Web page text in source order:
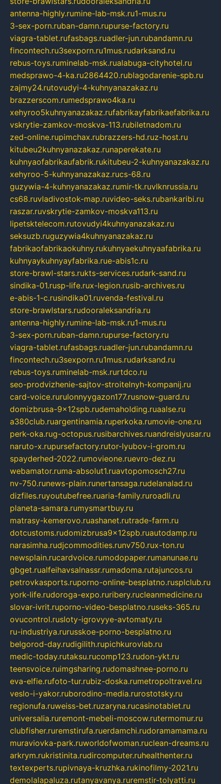
antenna-highly.rumine-lab-msk.ru1-mus.ru
3-sex-porn.ruban-damn.rupurse-factory.ru
viagra-tablet.rufasbags.ruadler-jun.rubandamn.ru
fincontech.ru3sexporn.ru1mus.rudarksand.ru
rebus-toys.ruminelab-msk.rualabuga-cityhotel.ru
medsprawo-4-ka.ru2864420.rublagodarenie-spb.ru
zajmy24.rutovudyi-4-kuhnyanazakaz.ru
brazzerscom.rumedsprawo4ka.ru
xehyroo5kuhnyanazakaz.rufabrikayfabrikaefabrika.ru
vskrytie-zamkov-moskva-113.rubiletnadom.ru
zed-online.rupimchax.rubrazzers-hd.ruz-host.ru
kitubeu2kuhnyanazakaz.runaperekate.ru
kuhnyaofabrikaufabrik.rukitubeu-2-kuhnyanazakaz.ru
xehyroo-5-kuhnyanazakaz.rucs-68.ru
guzywia-4-kuhnyanazakaz.rumir-tk.ruvlknrussia.ru
cs68.ruvladivostok-map.ruvideo-seks.rubankaribi.ru
raszar.ruvskrytie-zamkov-moskva113.ru
lipetsktelecom.rutovudyi4kuhnyanazakaz.ru
seksuzb.ruguzywia4kuhnyanazakaz.ru
fabrikaofabrikaokuhny.rukuhnyaekuhnyaafabrika.ru
kuhnyaykuhnyayfabrika.rue-abis1c.ru
store-brawl-stars.rukts-services.rudark-sand.ru
sindika-01.rusp-life.rux-legion.rusib-archives.ru
e-abis-1-c.rusindika01.ruvenda-festival.ru
store-brawlstars.rudooraleksandria.ru
antenna-highly.rumine-lab-msk.ru1-mus.ru
3-sex-porn.ruban-damn.rupurse-factory.ru
viagra-tablet.rufasbags.ruadler-jun.rubandamn.ru
fincontech.ru3sexporn.ru1mus.rudarksand.ru
rebus-toys.ruminelab-msk.rurtdco.ru
seo-prodvizhenie-sajtov-stroitelnyh-kompanij.ru
card-voice.rurulonnyygazon177.rusnow-guard.ru
domizbrusa-9x12spb.rudemaholding.ruaalse.ru
a380club.ruargentinamia.ruperkoka.rumovie-one.ru
perk-oka.rug-octopus.rusibarchives.ruandreislyusar.ru
naruto-x.rupursefactory.rutor-lyubov-i-grom.ru
spayderhed-2022.rumovieone.ruevro-dez.ru
webamator.ruma-absolut1.ruavtopomosch27.ru
nv-750.runews-plain.runertansaga.rudelanalad.ru
dizfiles.ruyoutubefree.ruaria-family.ruroadli.ru
planeta-samara.rumysmartbuy.ru
matrasy-kemerovo.ruashanet.rutrade-farm.ru
dotcustoms.rudomizbrusa9x12spb.ruautodamp.ru
narasimha.rudjcommodities.runv750.rux-ton.ru
newsplain.rucardvoice.rumodopaper.rumanunae.ru
gbget.rualfeihavsalnassr.rumadoma.rutajuncos.ru
petrovkasports.ruporno-online-besplatno.rusplclub.ru
york-life.rudoroga-expo.ruribery.rucleanmedicine.ru
slovar-ivrit.ruporno-video-besplatno.ruseks-365.ru
ovucontrol.rusloty-igrovyye-avtomaty.ru
ru-industriya.rurusskoe-porno-besplatno.ru
belgorod-day.rudigilith.rupichkurovlab.ru
medic-today.rutaksu.rucomp123.rudon-ykt.ru
teensvoice.ruimgsharing.rudomashnee-porno.ru
eva-elfie.rufoto-tur.rubiz-doska.rumetropoltravel.ru
veslo-i-yakor.ruborodino-media.rurostotsky.ru
regionufa.ruweiss-bet.ruzaryna.rucasinotablet.ru
universalia.ruremont-mebeli-moscow.rutermomur.ru
clubfisher.ruremstirufa.ruerdamchi.rudoramamama.ru
muraviovka-park.ruworldofwoman.ruclean-dreams.ru
arkrym.rukristinita.rudircomputer.ruhealthenter.ru
textexperts.rupivnaya-kruzhka.rukinofilmy-2021.ru
demolalapaluza.rutanyavanya.ruremstir-tolyatti.ru